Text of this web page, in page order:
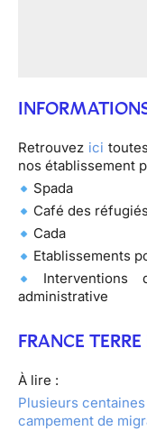
Retrouvez ici
nos établissement
Spada
Café des réfugiés
Cada
Etablissements
Interventions
administrative
FRANCE
À lire :
Plusieurs
campement de